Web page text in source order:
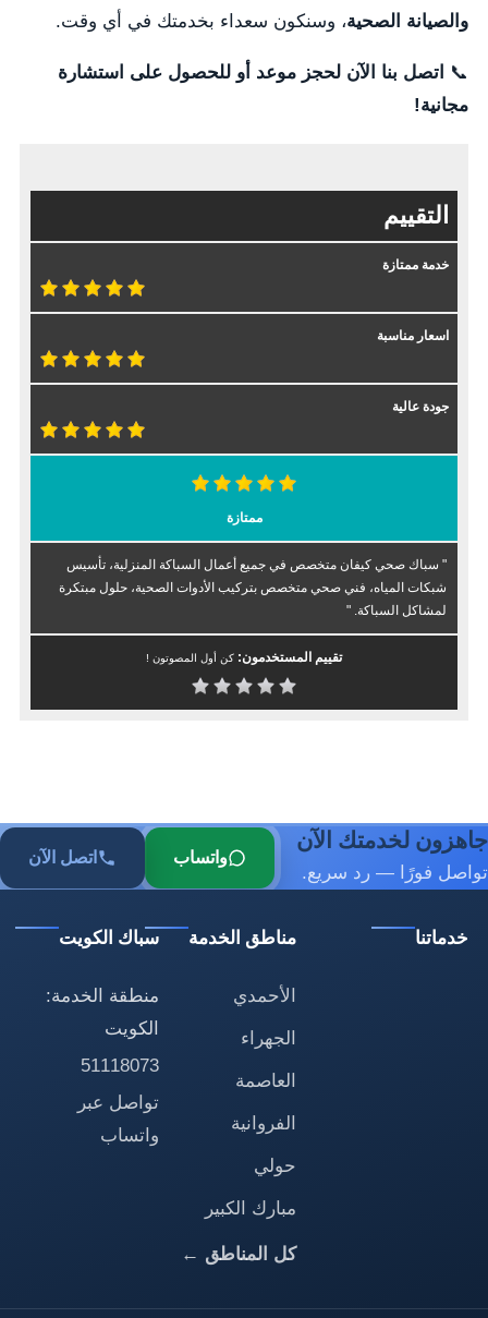
والصيانة الصحية، وسنكون سعداء بخدمتك في أي وقت.
📞
اتصل بنا الآن لحجز موعد أو للحصول على استشارة
مجانية!
التقييم
خدمة ممتازة
اسعار مناسبة
جودة عالية
ممتازة
" سباك صحي كيفان متخصص في جميع أعمال السباكة المنزلية، تأسيس
شبكات المياه، فني صحي متخصص بتركيب الأدوات الصحية، حلول مبتكرة
لمشاكل السباكة. "
تقييم المستخدمون: كن أول المصوتون !
جاهزون لخدمتك الآن
تواصل فورًا — رد سريع.
واتساب اتصل الآن
خدماتنا مناطق الخدمة
الأحمدي
الجهراء
العاصمة
الفروانية
حولي
مبارك الكبير
كل المناطق ←
سباك الكويت
منطقة الخدمة:
الكويت
51118073
تواصل عبر
واتساب